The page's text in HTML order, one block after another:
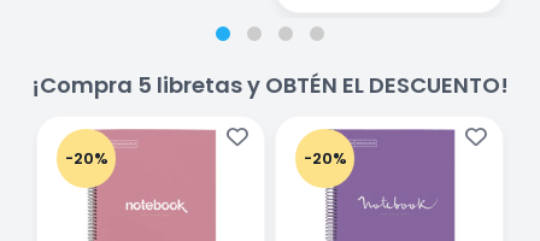
¡Compra 5 libretas y OBTÉN EL DESCUENTO!
-20% -20%